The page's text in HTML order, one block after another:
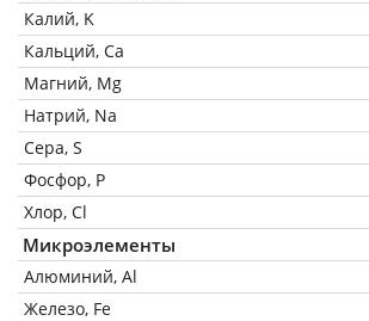
Калий, K
Кальций, Ca
Магний, Mg
Натрий, Na
Сера, S
Фосфор, P
Хлор, Cl
Микроэлементы
Алюминий, Al
Железо, Fe